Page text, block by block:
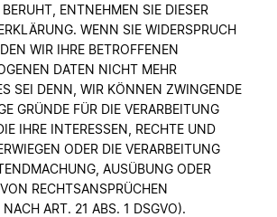
ENTNEHMEN SIE DIESER
WENN SIE WIDERSPRUCH
WIR IHRE BETROFFENEN
DATEN NICHT MEHR
SEI DENN, WIR KÖNNEN ZWINGENDE
GRÜNDE FÜR DIE VERARBEITUNG
IHRE INTERESSEN, RECHTE UND
ODER DIE VERARBEITUNG
AUSÜBUNG ODER
RECHTSANSPRÜCHEN
NACH ART. 21 ABS. 1 DSGVO).